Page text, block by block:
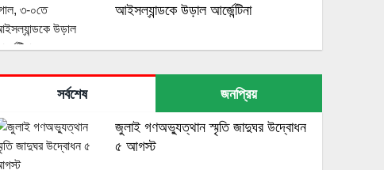
আইসল্যান্ডকে উড়াল আর্জেন্টিনা
মিশন হেক্সা, নেইমারকে নিয়েই বিশ্বকাপে
সর্বশেষ জনপ্রিয়
জুলাই গণঅভ্যুত্থান স্মৃতি জাদুঘর উদ্বোধন
৫ আগস্ট